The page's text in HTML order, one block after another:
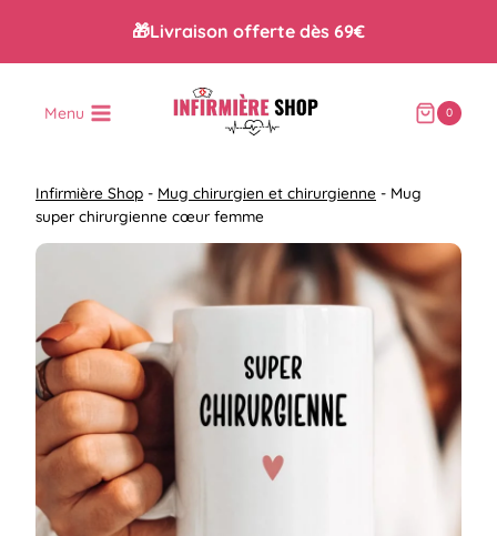
contenu
🎁Livraison offerte dès 69€
Menu 0
Infirmière Shop - Mug chirurgien et chirurgienne - Mug
super chirurgienne cœur femme